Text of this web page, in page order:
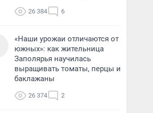
26 384 6
«Наши урожаи отличаются от
южных»: как жительница
Заполярья научилась
выращивать томаты, перцы и
баклажаны
26 374 2